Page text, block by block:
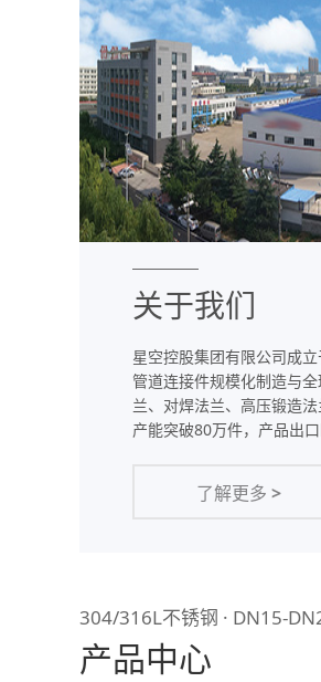
关于我们
星空控股集团有限公司成
管道连接件规模化制造与
兰、对焊法兰、高压锻造
产能突破80万件，产品出
了解更多 >
304/316L不锈钢 · DN15-
产品中心